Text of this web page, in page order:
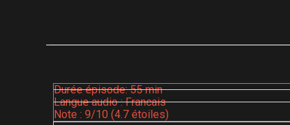
Durée épisode: 55 min
Langue audio : Francais
Note : 9/10 (4.7 étoiles)